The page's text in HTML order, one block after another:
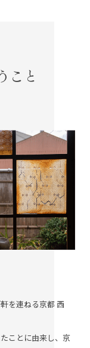
こと
を連ねる京都 西
ことに由来し、京